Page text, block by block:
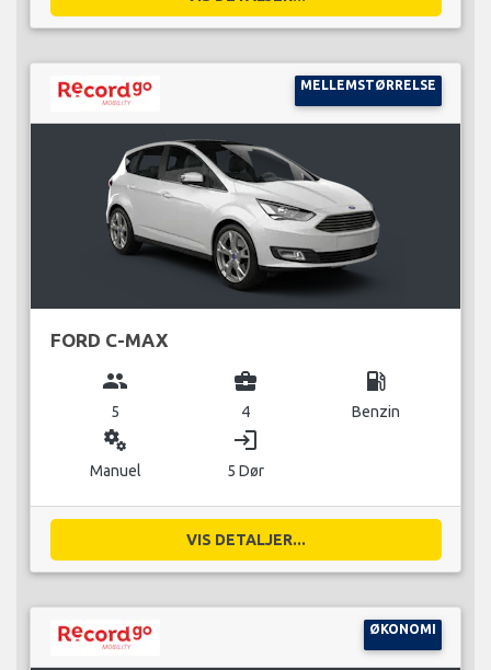
MELLEMSTØRRELSE
FORD C-MAX
group
5
business_center
4
local_gas_station
Benzin
miscellaneous_services
Manuel
login
5 Dør
VIS DETALJER...
ØKONOMI